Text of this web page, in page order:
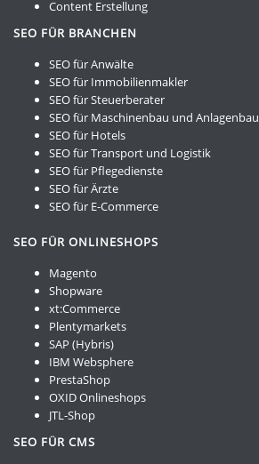
Content Erstellung
SEO FÜR BRANCHEN
SEO für Anwälte
SEO für Immobilienmakler
SEO für Steuerberater
SEO für Maschinenbau und Anlagenbau
SEO für Hotels
SEO für Transport und Logistik
SEO für Pflegedienste
SEO für Ärzte
SEO für E-Commerce
SEO FÜR ONLINESHOPS
Magento
Shopware
xt:Commerce
Plentymarkets
SAP (Hybris)
IBM Websphere
PrestaShop
OXID Onlineshops
JTL-Shop
SEO FÜR CMS